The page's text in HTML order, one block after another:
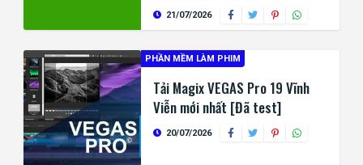
21/07/2026
PHẦN MỀM LÀM PHIM
Tải Magix VEGAS Pro 19 Vĩnh
Viễn mới nhất [Đã test]
20/07/2026